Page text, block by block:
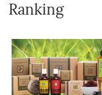
Ranking